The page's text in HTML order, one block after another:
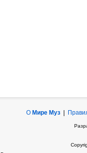
О Мире Муз|